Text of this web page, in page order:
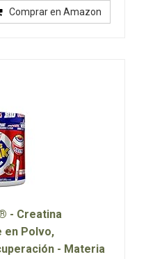
Comprar en Amazon
- Creatina
en Polvo,
- Materia